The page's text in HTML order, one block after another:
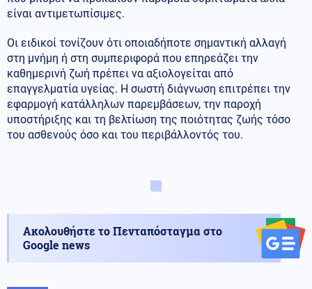
είναι αντιμετωπίσιμες.
Οι ειδικοί τονίζουν ότι οποιαδήποτε σημαντική αλλαγή
στη μνήμη ή στη συμπεριφορά που επηρεάζει την
καθημερινή ζωή πρέπει να αξιολογείται από
επαγγελματία υγείας. Η σωστή διάγνωση επιτρέπει την
εφαρμογή κατάλληλων παρεμβάσεων, την παροχή
υποστήριξης και τη βελτίωση της ποιότητας ζωής τόσο
του ασθενούς όσο και του περιβάλλοντός του.
Ακολουθήστε το Πενταπόσταγμα στο
Google news